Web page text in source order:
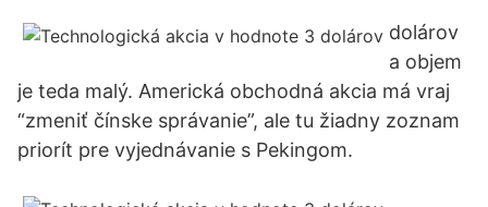
dolárov
a objem
je teda malý. Americká obchodná akcia má vraj
“zmeniť čínske správanie”, ale tu žiadny zoznam
priorít pre vyjednávanie s Pekingom.